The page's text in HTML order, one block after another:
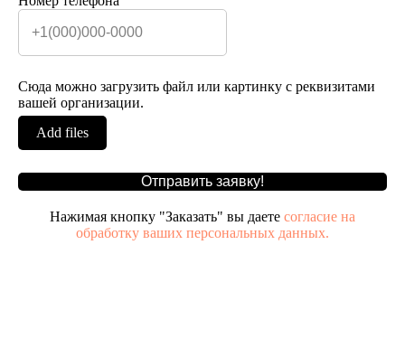
Сюда можно загрузить файл или картинку с реквизитами
вашей организации.
Add files
Отправить заявку!
Нажимая кнопку "Заказать" вы даете согласие на
обработку ваших персональных данных.